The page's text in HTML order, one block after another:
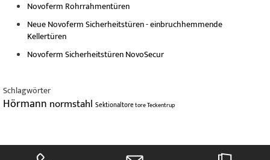
Novoferm Rohrrahmentüren
Neue Novoferm Sicherheitstüren - einbruchhemmende
Kellertüren
Novoferm Sicherheitstüren NovoSecur
Schlagwörter
Hörmann normstahl SektionaltoretoreTeckentrup